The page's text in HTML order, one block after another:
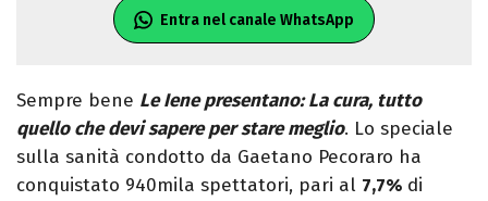
Entra nel canale WhatsApp
Sempre bene Le Iene presentano: La cura, tutto
quello che devi sapere per stare meglio. Lo speciale
sulla sanità condotto da Gaetano Pecoraro ha
conquistato 940mila spettatori, pari al 7,7% di